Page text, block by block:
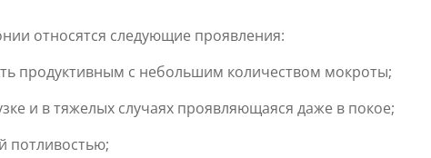
относятся следующие проявления:
продуктивным с небольшим количеством мокроты;
и в тяжелых случаях проявляющаяся даже в покое;
потливостью;